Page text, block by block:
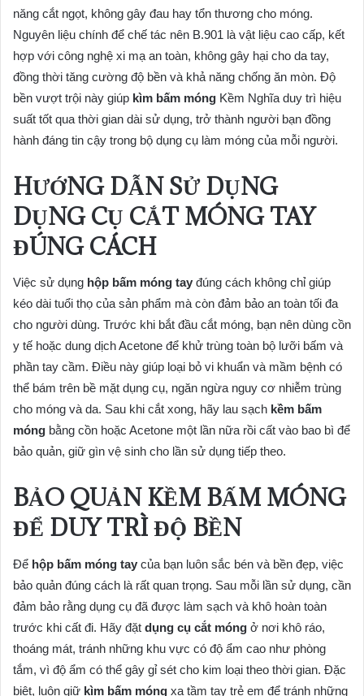
năng cắt ngọt, không gây đau hay tổn thương cho móng.
Nguyên liệu chính để chế tác nên B.901 là vật liệu cao cấp, kết
hợp với công nghệ xi mạ an toàn, không gây hại cho da tay,
đồng thời tăng cường độ bền và khả năng chống ăn mòn. Độ
bền vượt trội này giúp kìm bấm móng Kềm Nghĩa duy trì hiệu
suất tốt qua thời gian dài sử dụng, trở thành người bạn đồng
hành đáng tin cậy trong bộ dụng cụ làm móng của mỗi người.
HƯỚNG DẪN SỬ DỤNG
DỤNG CỤ CẮT MÓNG TAY
ĐÚNG CÁCH
Việc sử dụng hộp bấm móng tay đúng cách không chỉ giúp
kéo dài tuổi thọ của sản phẩm mà còn đảm bảo an toàn tối đa
cho người dùng. Trước khi bắt đầu cắt móng, bạn nên dùng cồn
y tế hoặc dung dịch Acetone để khử trùng toàn bộ lưỡi bấm và
phần tay cầm. Điều này giúp loại bỏ vi khuẩn và mầm bệnh có
thể bám trên bề mặt dụng cụ, ngăn ngừa nguy cơ nhiễm trùng
cho móng và da. Sau khi cắt xong, hãy lau sạch kềm bấm
móng bằng cồn hoặc Acetone một lần nữa rồi cất vào bao bì để
bảo quản, giữ gìn vệ sinh cho lần sử dụng tiếp theo.
BẢO QUẢNKỀM BẤM MÓNG
ĐỂ DUY TRÌ ĐỘ BỀN
Để hộp bấm móng tay của bạn luôn sắc bén và bền đẹp, việc
bảo quản đúng cách là rất quan trọng. Sau mỗi lần sử dụng, cần
đảm bảo rằng dụng cụ đã được làm sạch và khô hoàn toàn
trước khi cất đi. Hãy đặt dụng cụ cắt móng ở nơi khô ráo,
thoáng mát, tránh những khu vực có độ ẩm cao như phòng
tắm, vì độ ẩm có thể gây gỉ sét cho kim loại theo thời gian. Đặc
biệt, luôn giữ kìm bấm móng xa tầm tay trẻ em để tránh những